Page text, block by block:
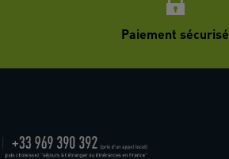
Paiement sécurisé